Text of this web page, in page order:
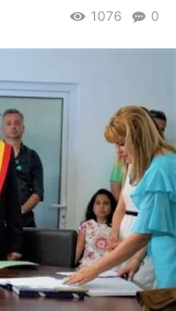
0
1076